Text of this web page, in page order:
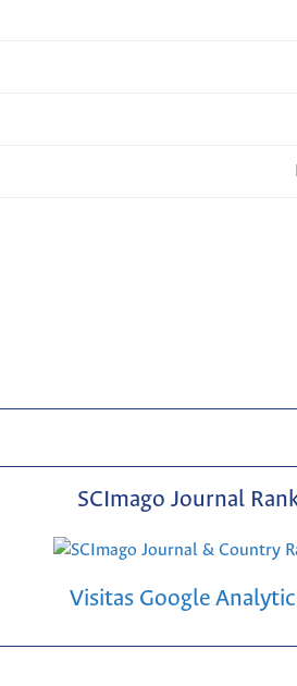
SCImago Journal
Visitas Google